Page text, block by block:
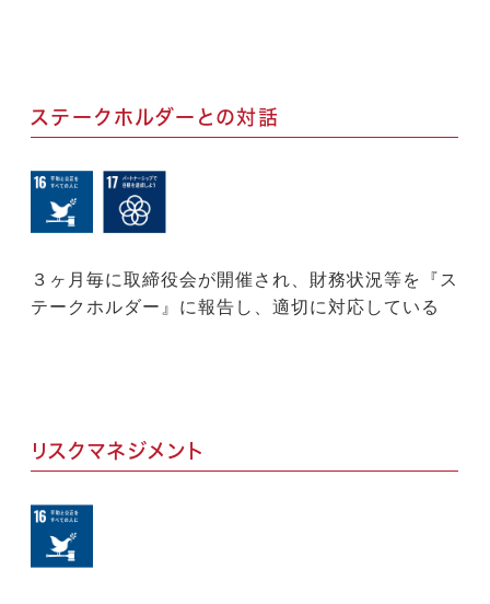
ステークホルダーとの対話
３ヶ月毎に取締役会が開催され、財務状況等を『ス
テークホルダー』に報告し、適切に対応している
リスクマネジメント